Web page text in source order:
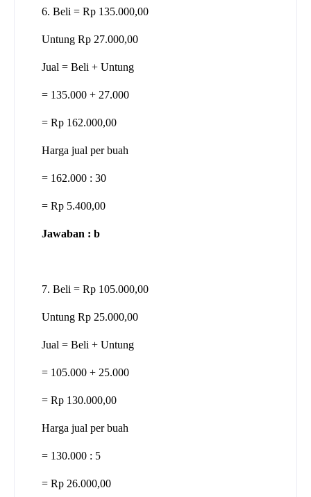
6. Beli = Rp 135.000,00
Untung Rp 27.000,00
Jual = Beli + Untung
= 135.000 + 27.000
= Rp 162.000,00
Harga jual per buah
= 162.000 : 30
= Rp 5.400,00
Jawaban : b
7. Beli = Rp 105.000,00
Untung Rp 25.000,00
Jual = Beli + Untung
= 105.000 + 25.000
= Rp 130.000,00
Harga jual per buah
= 130.000 : 5
= Rp 26.000,00